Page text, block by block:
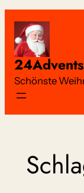
Inhalt
springen
Schönste